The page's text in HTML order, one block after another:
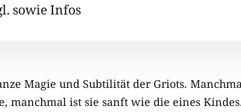
sowie Infos
Magie und Subtilität der Griots.
manchmal ist sie sanft wie die eines